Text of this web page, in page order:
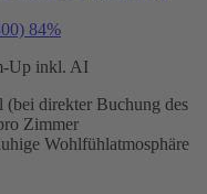
84%
Up inkl. AI
direkter Buchung des
Zimmer
Wohlfühlatmosphäre